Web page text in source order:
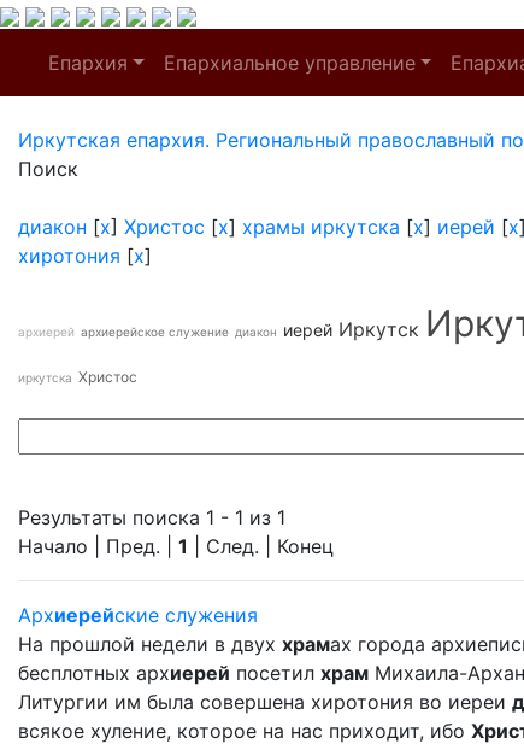
Епархия Епархиальное управление
Иркутская епархия. Региональный православный
Поиск
диакон [x] Христос [x] храмы иркутска [x] иерей [x]
хиротония [x]
архиерей архиерейское служение диакон иерей Иркутск
иркутска Христос
Результаты поиска 1 - 1 из 1
Начало | Пред. | 1 | След. | Конец
Архиерейские служения
На прошлой недели в двух храмах города
бесплотных архиерей посетил храм Михаила-
Литургии им была совершена хиротония во иереи
всякое хуление, которое на нас приходит, ибо